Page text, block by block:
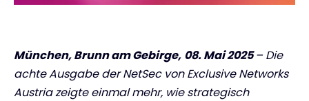
München,Brunn am Gebirge, 08. Mai 2025– Die
achte Ausgabe der NetSec von Exclusive Networks
Austria zeigte einmal mehr, wie strategisch